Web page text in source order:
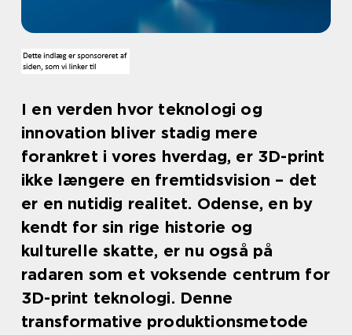
I en verden hvor teknologi og
innovation bliver stadig mere
forankret i vores hverdag, er 3D-print
ikke længere en fremtidsvision – det
er en nutidig realitet. Odense, en by
kendt for sin rige historie og
kulturelle skatte, er nu også på
radaren som et voksende centrum for
3D-print teknologi. Denne
transformative produktionsmetode